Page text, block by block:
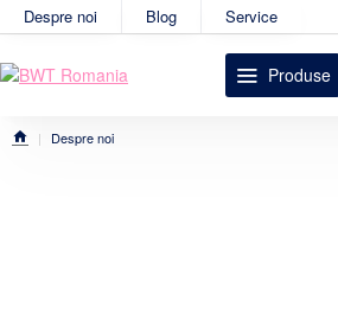
Despre noi Blog Service
Produse
home
Despre noi